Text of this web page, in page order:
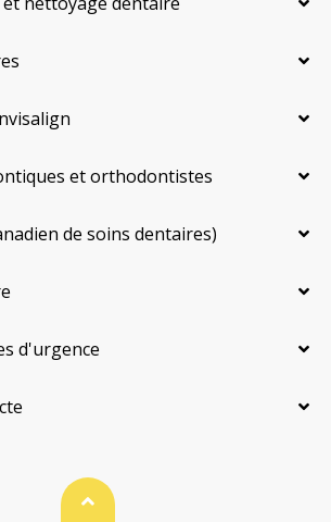
et orthodontistes
de soins dentaires)
d'urgence
Haut de page